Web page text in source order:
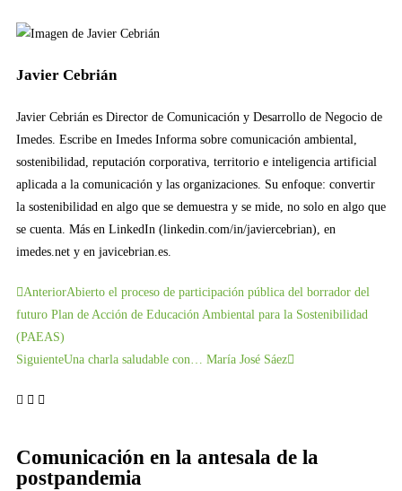
Javier Cebrián
Javier Cebrián es Director de Comunicación y Desarrollo de Negocio de
Imedes. Escribe en Imedes Informa sobre comunicación ambiental,
sostenibilidad, reputación corporativa, territorio e inteligencia artificial
aplicada a la comunicación y las organizaciones. Su enfoque: convertir
la sostenibilidad en algo que se demuestra y se mide, no solo en algo que
se cuenta. Más en LinkedIn (linkedin.com/in/javiercebrian), en
imedes.net y en javicebrian.es.
AnteriorAbierto el proceso de participación pública del borrador del
futuro Plan de Acción de Educación Ambiental para la Sostenibilidad
(PAEAS)
SiguienteUna charla saludable con… María José Sáez
Comunicación en la antesala de la
postpandemia